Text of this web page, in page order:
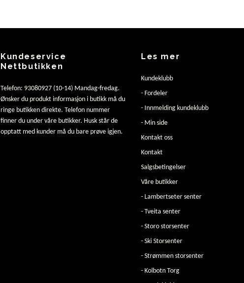
Kundeservice
Nettbutikken
Telefon: 93080927 (10-14) Mandag-fredag.
Ønsker du produkt informasjon i butikk må du
ringe butikken direkte. Telefon nummer
finner du under våre butikker. Husk står de
opptatt med kunder må du bare prøve igjen.
Les mer
Kundeklubb
- Fordeler
- Innmelding kundeklubb
- Min side
Kontakt oss
Kontakt
Salgsbetingelser
Våre butikker
- Lambertseter senter
- Tveita senter
- Storo storsenter
- Ski Storsenter
- Strømmen storsenter
- Kolbotn Torg